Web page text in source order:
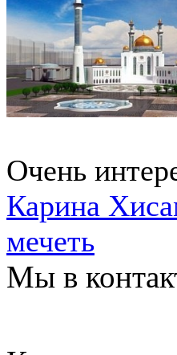
Очень
Карина
мечеть
Мы в